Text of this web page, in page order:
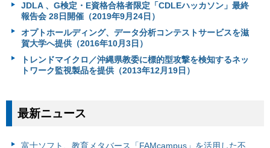
JDLA 、G検定・E資格合格者限定「CDLEハッカソン」最終
報告会 28日開催（2019年9月24日）
オプトホールディング、データ分析コンテストサービスを滋
賀大学へ提供（2016年10月3日）
トレンドマイクロ／沖縄県教委に標的型攻撃を検知するネッ
トワーク監視製品を提供（2013年12月19日）
最新ニュース
富⼠ソフト、教育メタバース「FAMcampus」を活用した不